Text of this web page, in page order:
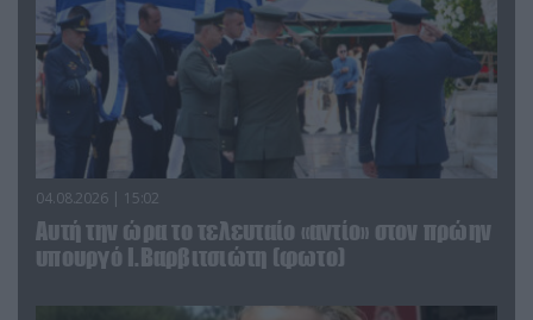
04.08.2026 | 15:02
Αυτή την ώρα το τελευταίο «αντίο» στον πρώην
υπουργό Ι.Βαρβιτσιώτη (φωτο)